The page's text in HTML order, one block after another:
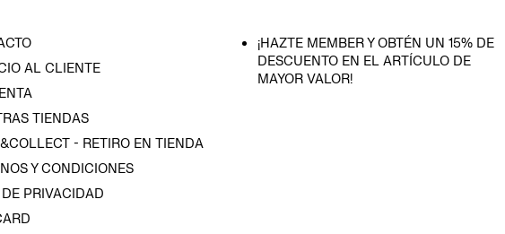
AL CLIENTE
TIENDAS
- RETIRO EN TIENDA
Y CONDICIONES
PRIVACIDAD
¡HAZTE MEMBER Y OBTÉN UN 15% DE
DESCUENTO EN EL ARTÍCULO DE
MAYOR VALOR!